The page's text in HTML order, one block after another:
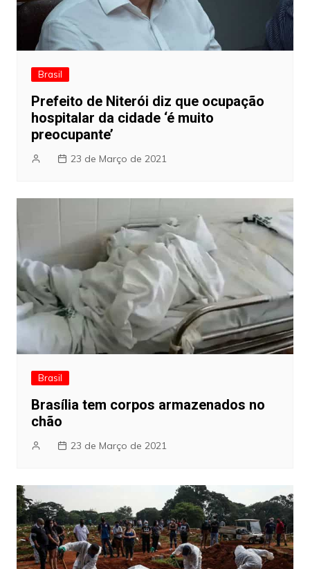
Brasil
Prefeito de Niterói diz que ocupação
hospitalar da cidade ‘é muito
preocupante’
23 de Março de 2021
Brasil
Brasília tem corpos armazenados no
chão
23 de Março de 2021